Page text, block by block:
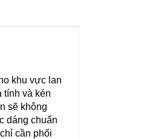
khu vực lan
tính và kén
sẽ không
dáng chuẩn
cần phối